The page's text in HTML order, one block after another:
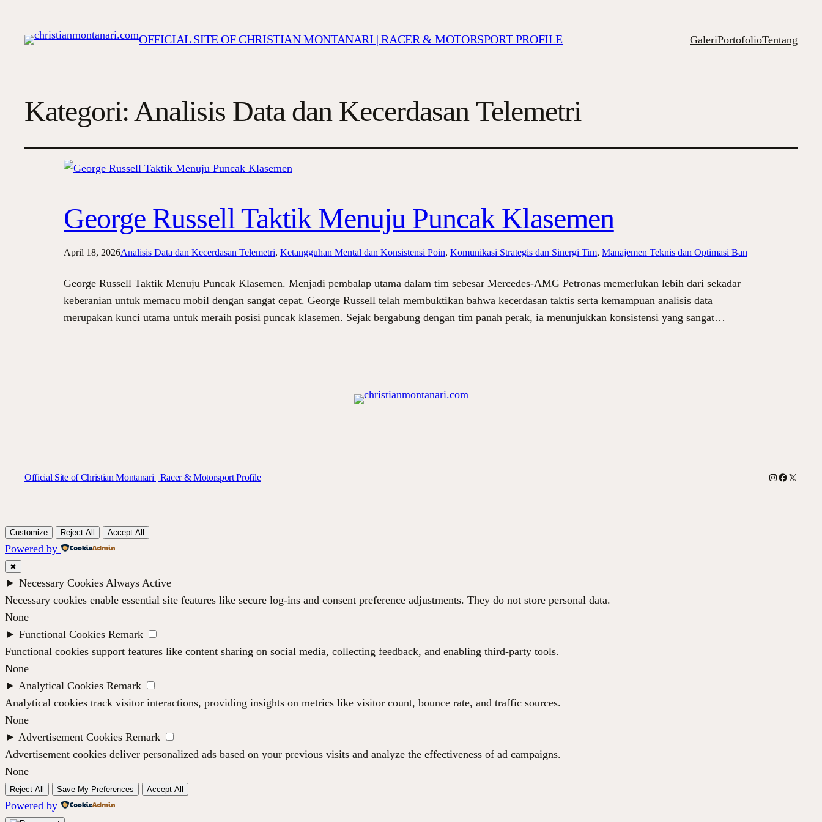
OFFICIAL SITE OF CHRISTIAN MONTANARI | RACER & MOTORSPORT PROFILE GaleriPortofolioTentang
Kategori:Analisis Data dan Kecerdasan Telemetri
George Russell Taktik Menuju Puncak Klasemen
April 18, 2026Analisis Data dan Kecerdasan Telemetri, Ketangguhan Mental dan Konsistensi Poin, Komunikasi Strategis dan Sinergi Tim, Manajemen Teknis dan Optimasi Ban
George Russell Taktik Menuju Puncak Klasemen. Menjadi pembalap utama dalam tim sebesar Mercedes-AMG Petronas memerlukan lebih dari sekadar
keberanian untuk memacu mobil dengan sangat cepat. George Russell telah membuktikan bahwa kecerdasan taktis serta kemampuan analisis data
merupakan kunci utama untuk meraih posisi puncak klasemen. Sejak bergabung dengan tim panah perak, ia menunjukkan konsistensi yang sangat…
Official Site of Christian Montanari | Racer & Motorsport Profile Instagram
Facebook
X
Customize Reject All Accept All
Powered by
✖
► Necessary Cookies Always Active
Necessary cookies enable essential site features like secure log-ins and consent preference adjustments. They do not store personal data.
None
► Functional Cookies Remark
Functional cookies support features like content sharing on social media, collecting feedback, and enabling third-party tools.
None
► Analytical Cookies Remark
Analytical cookies track visitor interactions, providing insights on metrics like visitor count, bounce rate, and traffic sources.
None
► Advertisement Cookies Remark
Advertisement cookies deliver personalized ads based on your previous visits and analyze the effectiveness of ad campaigns.
None
Reject All Save My Preferences Accept All
Powered by